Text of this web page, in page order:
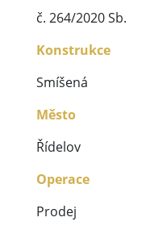
č. 264/2020 Sb.
Konstrukce
Smíšená
Město
Řídelov
Operace
Prodej